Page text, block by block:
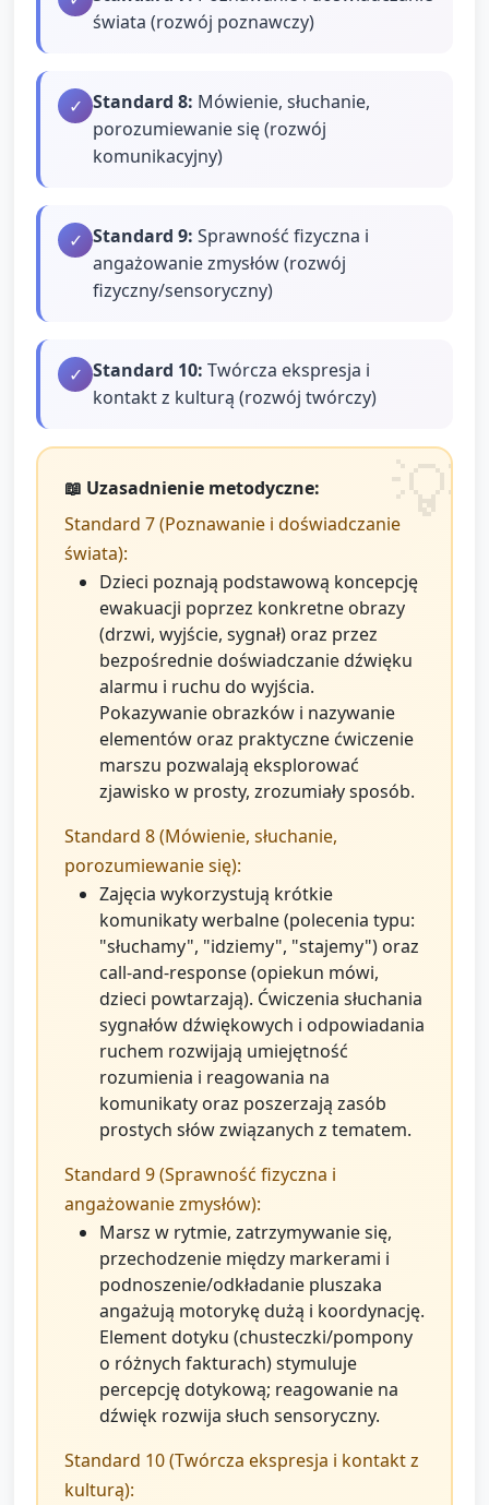
świata (rozwój poznawczy)
✓ Standard 8: Mówienie, słuchanie,
porozumiewanie się (rozwój
komunikacyjny)
✓ Standard 9: Sprawność fizyczna i
angażowanie zmysłów (rozwój
fizyczny/sensoryczny)
✓ Standard 10: Twórcza ekspresja i
kontakt z kulturą (rozwój twórczy)
📖 Uzasadnienie metodyczne:
Standard 7 (Poznawanie i doświadczanie
świata):
Dzieci poznają podstawową koncepcję
ewakuacji poprzez konkretne obrazy
(drzwi, wyjście, sygnał) oraz przez
bezpośrednie doświadczanie dźwięku
alarmu i ruchu do wyjścia.
Pokazywanie obrazków i nazywanie
elementów oraz praktyczne ćwiczenie
marszu pozwalają eksplorować
zjawisko w prosty, zrozumiały sposób.
Standard 8 (Mówienie, słuchanie,
porozumiewanie się):
Zajęcia wykorzystują krótkie
komunikaty werbalne (polecenia typu:
"słuchamy", "idziemy", "stajemy") oraz
call-and-response (opiekun mówi,
dzieci powtarzają). Ćwiczenia słuchania
sygnałów dźwiękowych i odpowiadania
ruchem rozwijają umiejętność
rozumienia i reagowania na
komunikaty oraz poszerzają zasób
prostych słów związanych z tematem.
Standard 9 (Sprawność fizyczna i
angażowanie zmysłów):
Marsz w rytmie, zatrzymywanie się,
przechodzenie między markerami i
podnoszenie/odkładanie pluszaka
angażują motorykę dużą i koordynację.
Element dotyku (chusteczki/pompony
o różnych fakturach) stymuluje
percepcję dotykową; reagowanie na
dźwięk rozwija słuch sensoryczny.
Standard 10 (Twórcza ekspresja i kontakt z
kulturą):